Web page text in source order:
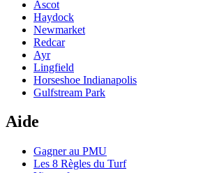
Ascot
Haydock
Newmarket
Redcar
Ayr
Lingfield
Horseshoe Indianapolis
Gulfstream Park
Aide
Gagner au PMU
Les 8 Règles du Turf